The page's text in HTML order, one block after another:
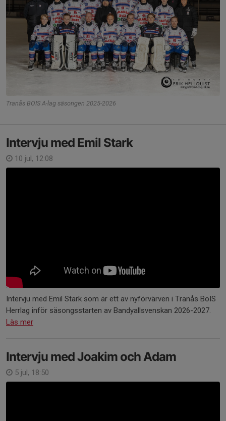
Tranås BOIS A-lag säsongen 2025-2026
Intervju med Emil Stark
10 jul, 12:08
Intervju med Emil Stark som är ett av nyförvärven i Tranås BoIS
Herrlag inför säsongsstarten av Bandyallsvenskan 2026-2027.
Läs mer
Intervju med Joakim och Adam
5 jul, 18:50